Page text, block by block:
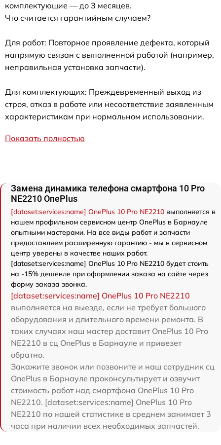
комплектующие — до 3 месяцев.
Что считается гарантийным случаем?
Для работ: Повторное проявление дефекта, который
напрямую связан с выполненной работой (например,
неправильная установка запчасти).
Для комплектующих: Преждевременный выход из
строя, отказ в работе или несоответствие заявленным
характеристикам при нормальном использовании.
Показать полностью
Замена динамика телефона смартфона 10 Pro
NE2210 OnePlus
[dataset:services:name] OnePlus 10 Pro NE2210 выполняется в
нашем профильном сервисном центр OnePlus в Барнауле
опытными мастерами. На все виды работ и запчасти
предоставляем расширенную гарантию - мы в сервисном
центр уверены в качестве наших работ.
[dataset:services:name] OnePlus 10 Pro NE2210 будет стоить
на -15% дешевле при оформлении заказа на сайте через
форму заказа звонка.
[dataset:services:name] OnePlus 10 Pro NE2210
выполняется на выезде, если не требует большого
оборудования и длительного времени ремонта. В
таких случаях наш мастер доставит OnePlus 10 Pro
NE2210 в сц OnePlus в Барнауле и привезет
обратно.
Закажите звонок или позвоните и наш сотрудник сц
OnePlus в Барнауле проконсультирует и озвучит
стоимость работ над смартфона OnePlus 10 Pro
NE2210. [dataset:services:name] OnePlus 10 Pro
NE2210 по нашей статистике в среднем занимает 3
часа при наличии всех необходимых запчастей.